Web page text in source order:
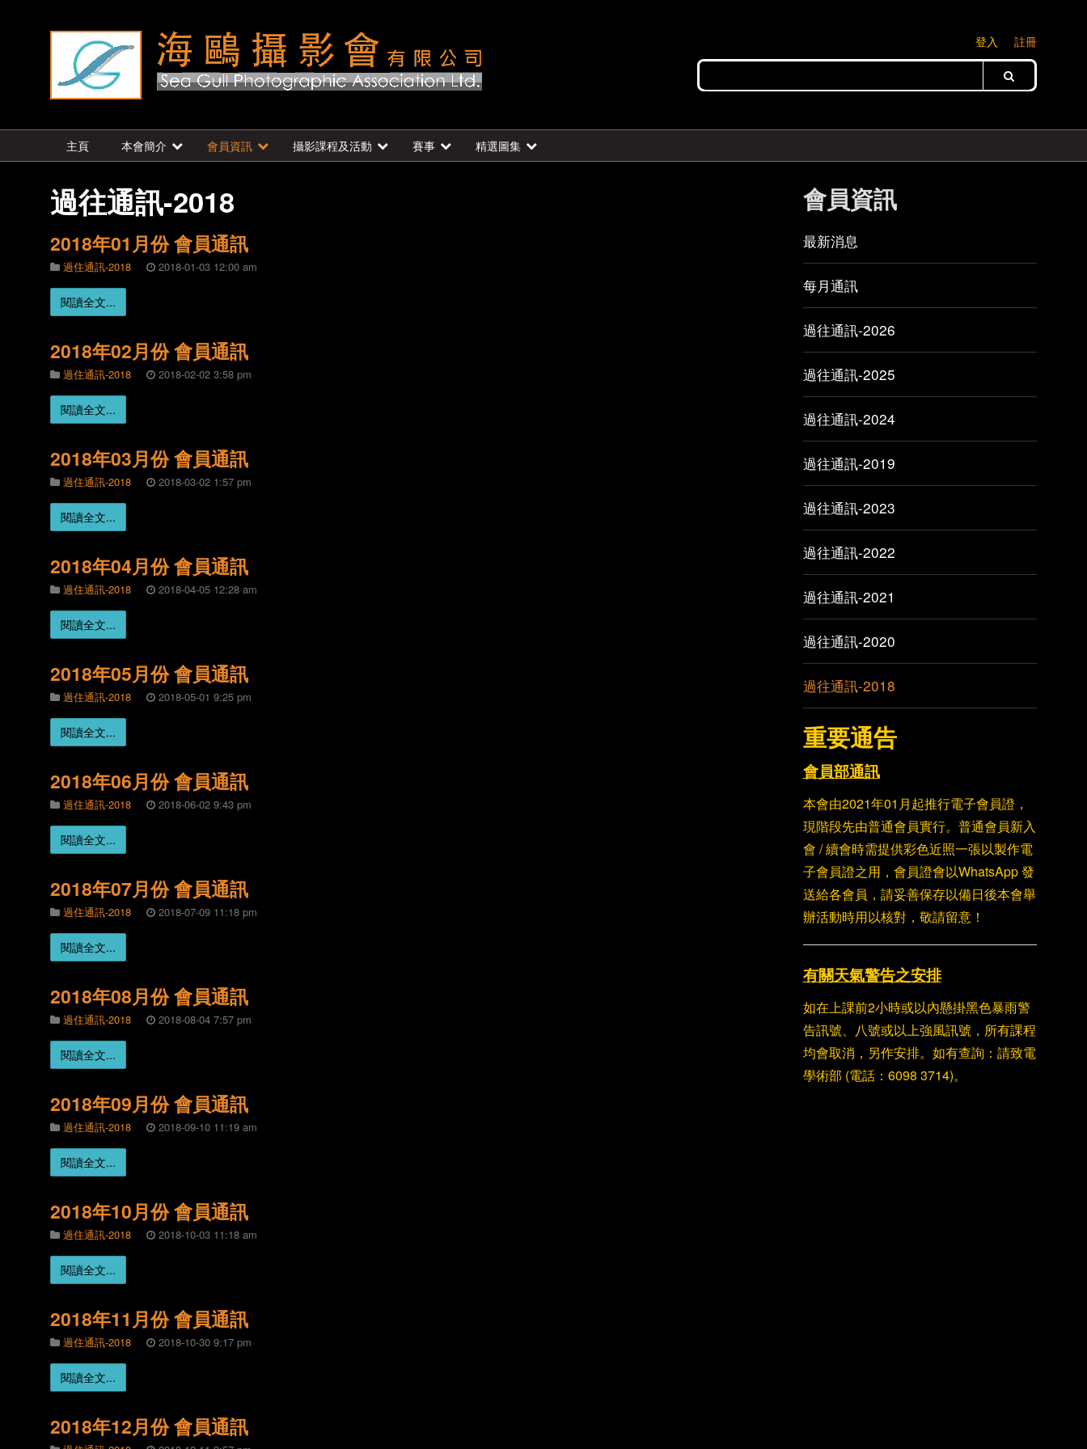
登入 註冊
主頁 本會簡介 會員資訊 攝影課程及活動 賽事 精選圖集
過往通訊-2018
2018年01月份 會員通訊
過住通訊-2018 2018-01-03 12:00 am
閱讀全文...
2018年02月份 會員通訊
過住通訊-2018 2018-02-02 3:58 pm
閱讀全文...
2018年03月份 會員通訊
過住通訊-2018 2018-03-02 1:57 pm
閱讀全文...
2018年04月份 會員通訊
過住通訊-2018 2018-04-05 12:28 am
閱讀全文...
2018年05月份 會員通訊
過住通訊-2018 2018-05-01 9:25 pm
閱讀全文...
2018年06月份 會員通訊
過住通訊-2018 2018-06-02 9:43 pm
閱讀全文...
2018年07月份 會員通訊
過住通訊-2018 2018-07-09 11:18 pm
閱讀全文...
2018年08月份 會員通訊
過住通訊-2018 2018-08-04 7:57 pm
閱讀全文...
2018年09月份 會員通訊
過住通訊-2018 2018-09-10 11:19 am
閱讀全文...
2018年10月份 會員通訊
過住通訊-2018 2018-10-03 11:18 am
閱讀全文...
2018年11月份 會員通訊
過住通訊-2018 2018-10-30 9:17 pm
閱讀全文...
2018年12月份 會員通訊
會員資訊
最新消息
每月通訊
過往通訊-2026
過往通訊-2025
過往通訊-2024
過往通訊-2019
過往通訊-2023
過往通訊-2022
過往通訊-2021
過往通訊-2020
過往通訊-2018
重要通告
會員部通訊
本會由2021年01月起推行電子會員證，
現階段先由普通會員實行。普通會員新入
會 / 續會時需提供彩色近照一張以製作電
子會員證之用，會員證會以WhatsApp 發
送給各會員，請妥善保存以備日後本會舉
辦活動時用以核對，敬請留意！
有關天氣警告之安排
如在上課前2小時或以內懸掛黑色暴雨警
告訊號、八號或以上強風訊號，所有課程
均會取消，另作安排。如有查詢：請致電
學術部 (電話：6098 3714)。